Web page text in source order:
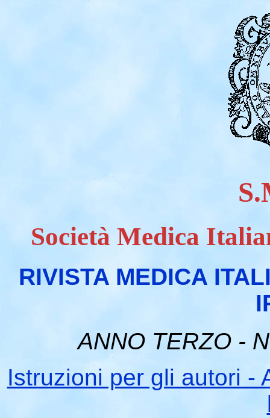
Società Medica
RIVISTA MEDICA
ANNO TERZO -
Istruzioni per gli autori -